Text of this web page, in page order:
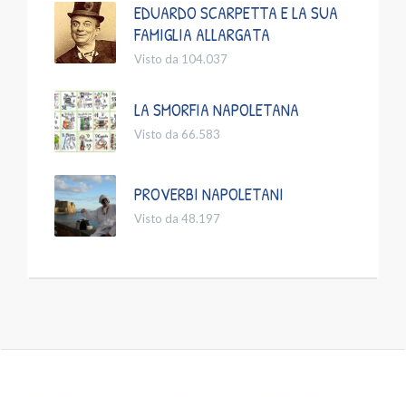
EDUARDO SCARPETTA E LA SUA
FAMIGLIA ALLARGATA
Visto da 104.037
LA SMORFIA NAPOLETANA
Visto da 66.583
PROVERBI NAPOLETANI
Visto da 48.197